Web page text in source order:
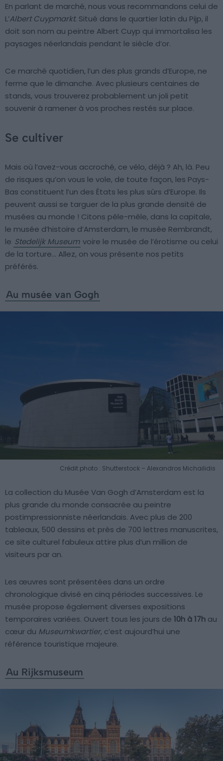
En parlant de marché, nous vous recommandons celui de
L’Albert Cuypmarkt. Situé dans le quartier latin du Pijp, il
doit son nom au peintre Albert Cuyp qui immortalisa les
paysages néerlandais pendant le siècle d’or.
Ce marché quotidien, l’un des plus grands d’Europe, ne
ferme que le dimanche. Avec plusieurs centaines de
stands, vous trouverez probablement un joli petit
souvenir à ramener à vos proches restés sur place.
Se cultiver
Mais où l’avez-vous accroché, ce vélo, déjà ? Ah, là. Peu
de risques qu’on vous le vole, de toute façon, les Pays-
Bas constituent l’un des États les plus sûrs d’Europe. Ils
peuvent aussi se targuer de la plus grande densité de
musées au monde ! Citons pêle-mêle, dans la capitale,
le musée d’histoire d’Amsterdam, le musée Rembrandt,
le Stedelijk Museum voire le musée de l’érotisme ou celui
de la torture… Allez, on vous présente nos petits
préférés.
Au musée van Gogh
Crédit photo : Shutterstock – Alexandros Michailidis
La collection du Musée Van Gogh d’Amsterdam est la
plus grande du monde consacrée au peintre
postimpressionniste néerlandais. Avec plus de 200
tableaux, 500 dessins et près de 700 lettres manuscrites,
ce site culturel fabuleux attire plus d’un million de
visiteurs par an.
Les œuvres sont présentées dans un ordre
chronologique divisé en cinq périodes successives. Le
musée propose également diverses expositions
temporaires variées. Ouvert tous les jours de 10h à 17h au
cœur du Museumkwartier, c’est aujourd’hui une
référence touristique majeure.
Au Rijksmuseum